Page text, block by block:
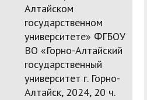
Алтайском
государственном
университете» ФГБОУ
ВО «Горно-Алтайский
государственный
университет г. Горно-
Алтайск, 2024, 20 ч.